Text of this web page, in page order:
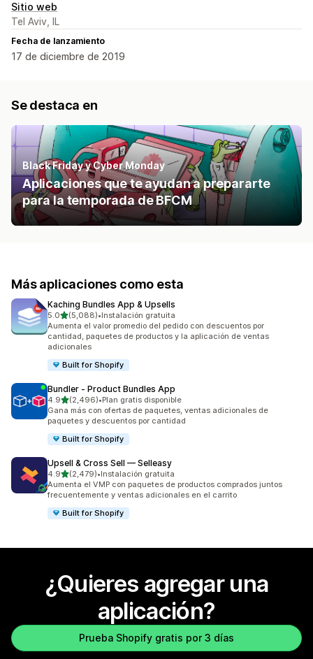
Sitio web
Tel Aviv, IL
Fecha de lanzamiento
17 de diciembre de 2019
Se destaca en
Black Friday y Cyber Monday
Aplicaciones que te ayudan a prepararte
para la temporada de BFCM
Más aplicaciones como esta
Kaching Bundles App & Upsells
5.0de 5 estrellas
(5,088)
5088 reseñas en total
•Instalación gratuita
Aumenta el valor promedio del pedido con descuentos por
cantidad, paquetes de productos y la aplicación de ventas
adicionales
Built for Shopify
Bundler ‑ Product Bundles App
4.9de 5 estrellas
(2,496)
2496 reseñas en total
•Plan gratis disponible
Gana más con ofertas de paquetes, ventas adicionales de
paquetes y descuentos por cantidad
Built for Shopify
Upsell & Cross Sell — Selleasy
4.9de 5 estrellas
(2,479)
2479 reseñas en total
•Instalación gratuita
Aumenta el VMP con paquetes de productos comprados juntos
frecuentemente y ventas adicionales en el carrito
Built for Shopify
¿Quieres agregar una
aplicación?
Prueba Shopify gratis por 3 días